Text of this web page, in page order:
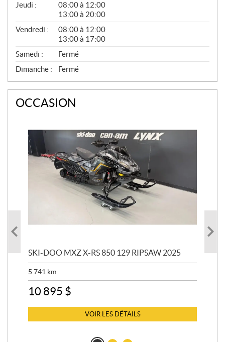
Jeudi :
08:00 à 12:00
13:00 à 20:00
Vendredi :
08:00 à 12:00
13:00 à 17:00
Samedi :
Fermé
Dimanche :
Fermé
OCCASION
SKI-DOO MXZ X-RS 850 129 RIPSAW 2025
5 741 km
10 895 $
VOIR LES DÉTAILS